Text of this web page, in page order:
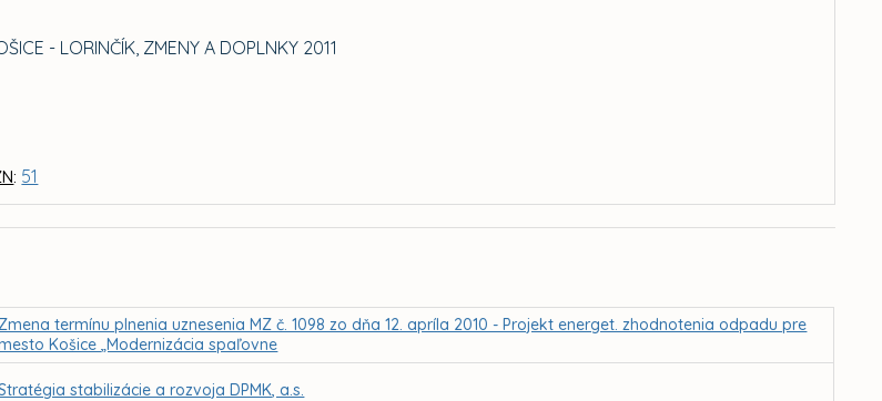
- LORINČÍK, ZMENY A DOPLNKY 2011
: 51
termínu plnenia uznesenia MZ č. 1098 zo dňa 12. apríla 2010 - Projekt energet. zhodnotenia odpadu pre
Košice „Modernizácia spaľovne
stabilizácie a rozvoja DPMK, a.s.